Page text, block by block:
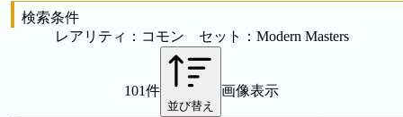
検索条件
レアリティ：コモン セット：Modern Masters
101件
並び替え
画像表示